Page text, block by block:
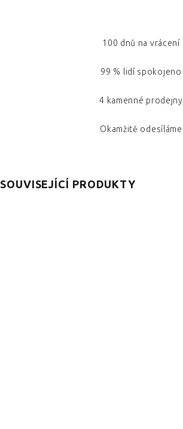
100 dnů na vrácení
99 % lidí spokojeno
4 kamenné prodejny
Okamžitě odesíláme
SOUVISEJÍCÍ PRODUKTY